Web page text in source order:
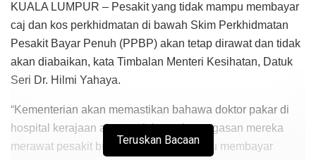
KUALA LUMPUR – Pesakit yang tidak mampu membayar
caj dan kos perkhidmatan di bawah Skim Perkhidmatan
Pesakit Bayar Penuh (PPBP) akan tetap dirawat dan tidak
akan diabaikan, kata Timbalan Menteri Kesihatan, Datuk
Seri Dr. Hilmi Yahaya.
“Kementerian akan memastikan bahawa doktor pakar di
hospital kerajaan akan melaksanakan tugasan mereka
merawat pesakit biasa yang tidak mampu membayar
Teruskan Bacaan